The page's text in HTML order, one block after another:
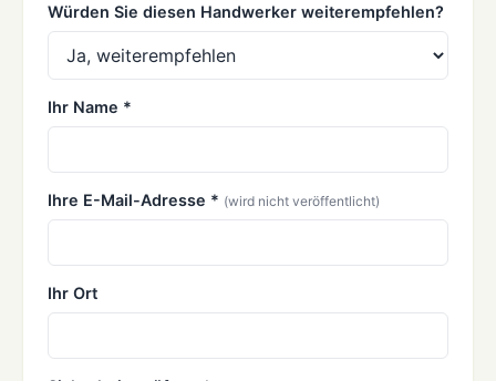
Würden Sie diesen Handwerker weiterempfehlen?
Ihr Name *
Ihre E-Mail-Adresse * (wird nicht veröffentlicht)
Ihr Ort